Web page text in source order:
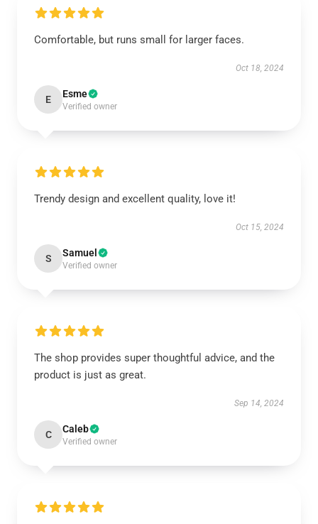
Comfortable, but runs small for larger faces.
Oct 18, 2024
E Esme
Verified owner
Trendy design and excellent quality, love it!
Oct 15, 2024
S Samuel
Verified owner
The shop provides super thoughtful advice, and the
product is just as great.
Sep 14, 2024
C Caleb
Verified owner